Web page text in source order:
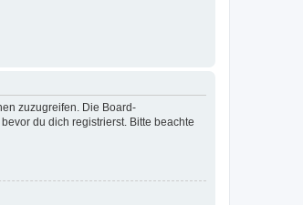
zuzugreifen. Die Board-
du dich registrierst. Bitte beachte